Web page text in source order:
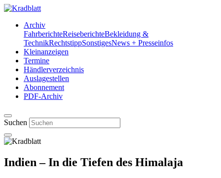
Archiv
FahrberichteReiseberichteBekleidung &
TechnikRechtstippSonstigesNews + Presseinfos
Kleinanzeigen
Termine
Händlerverzeichnis
Auslagestellen
Abonnement
PDF-Archiv
Suchen
Indien – In die Tiefen des Himalaja